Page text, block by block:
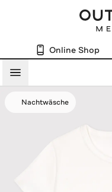
Online Shop
Menü
Nachtwäsche